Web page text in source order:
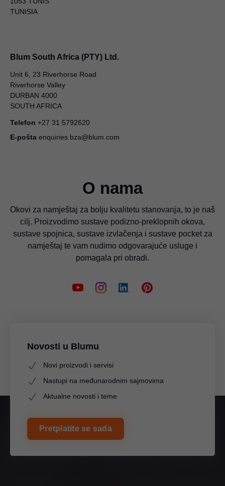
TUNISIA
Blum South Africa (PTY) Ltd.
Unit 6, 23 Riverhorse Road
Riverhorse Valley
DURBAN 4000
SOUTH AFRICA
Telefon +27 31 5792620
E-pošta enquiries.bza@blum.com
O nama
Okovi za namještaj za bolju kvalitetu stanovanja, to je naš
cilj. Proizvodimo sustave podizno-preklopnih okova,
sustave spojnica, sustave izvlačenja i sustave pocket za
namještaj te vam nudimo odgovarajuće usluge i
pomagala pri obradi.
Novosti u Blumu
Novi proizvodi i servisi
Nastupi na međunarodnim sajmovima
Aktualne novosti i teme
Pretplatite se sada